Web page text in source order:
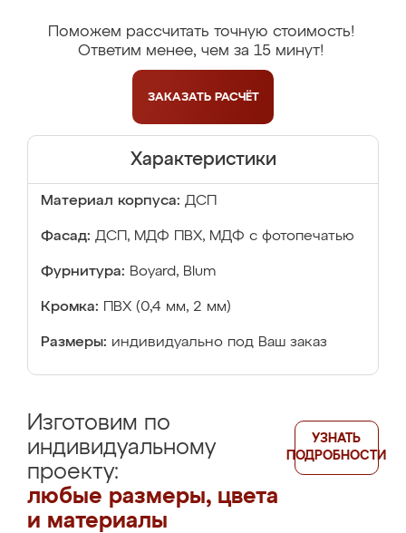
Поможем рассчитать точную стоимость!
Ответим менее, чем за 15 минут!
ЗАКАЗАТЬ РАСЧЁТ
Характеристики
Материал корпуса: ДСП
Фасад: ДСП, МДФ ПВХ, МДФ с фотопечатью
Фурнитура: Boyard, Blum
Кромка: ПВХ (0,4 мм, 2 мм)
Размеры: индивидуально под Ваш заказ
Изготовим по
индивидуальному
проекту:
любые размеры, цвета
и материалы
УЗНАТЬ
ПОДРОБНОСТИ